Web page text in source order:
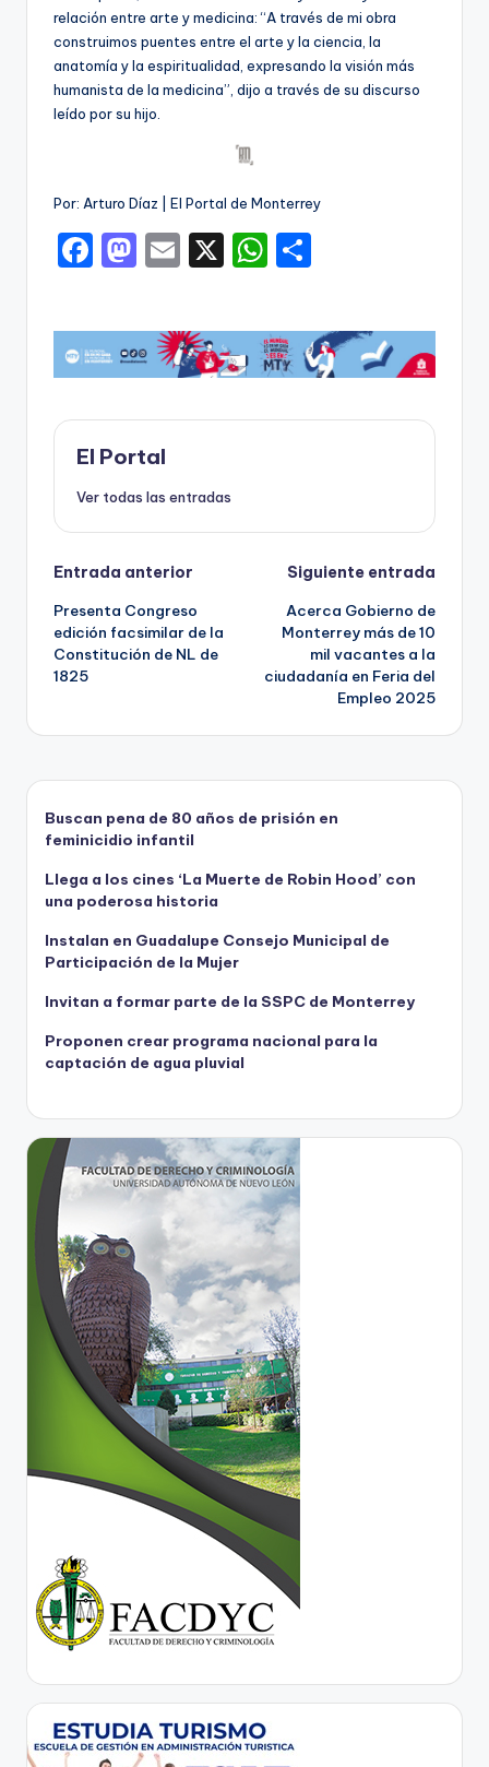
relación entre arte y medicina: “A través de mi obra
construimos puentes entre el arte y la ciencia, la
anatomía y la espiritualidad, expresando la visión más
humanista de la medicina”, dijo a través de su discurso
leído por su hijo.
Por: Arturo Díaz | El Portal de Monterrey
F
c
e
b
o
o
k
M
st
o
d
o
n
E
ai
l
X
W
a
ts
A
p
m
p
ar
ti
El Portal
Ver todas las entradas
Navegación
de
entradas
Entrada anterior
Presenta Congreso
edición facsimilar de la
Constitución de NL de
1825
Siguiente entrada
Acerca Gobierno de
Monterrey más de 10
mil vacantes a la
ciudadanía en Feria del
Empleo 2025
Buscan pena de 80 años de prisión en
feminicidio infantil
Llega a los cines ‘La Muerte de Robin Hood’ con
una poderosa historia
Instalan en Guadalupe Consejo Municipal de
Participación de la Mujer
Invitan a formar parte de la SSPC de Monterrey
Proponen crear programa nacional para la
captación de agua pluvial